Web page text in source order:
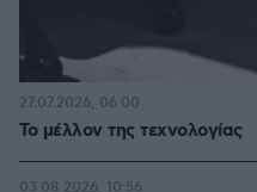
Το μέλλον της τεχνολογίας
27.07.2026, 06:00
03.08.2026, 10:56